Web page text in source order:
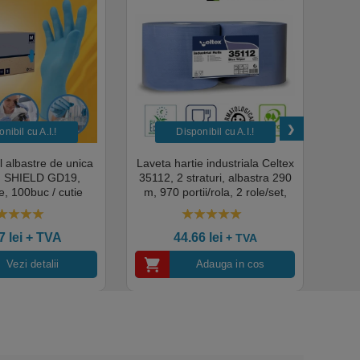
cu A.I.​!
albastre de unica
SHIELD GD19,
100buc / cutie
HoReCa,
industrial,
premium
lei+ TVA
Vezi detalii
Disponibil cu A.I.​!
Laveta hartie industriala Celtex
35112, 2 straturi, albastra 290
m, 970 portii/rola, 2 role/set,
certificata pentru industria
alimentara, Ecolabel
44.66 lei + TVA
Adauga in cos